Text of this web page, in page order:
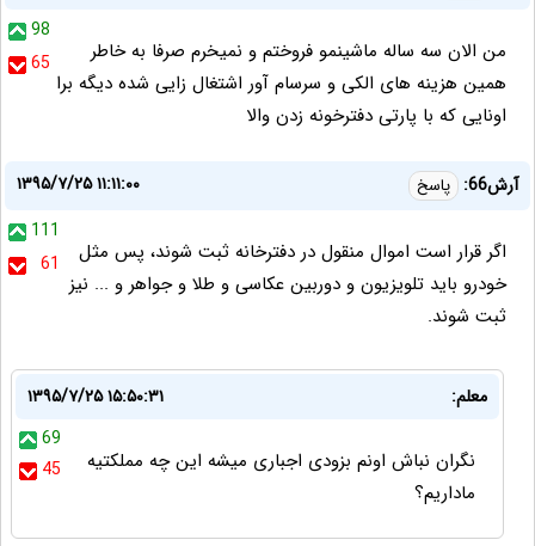
98
65
من الان سه ساله ماشینمو فروختم و نمیخرم صرفا به خاطر
همین هزینه های الکی و سرسام آور اشتغال زایی شده دیگه برا
اونایی که با پارتی دفترخونه زدن والا
آرش66: پاسخ
۱۳۹۵/۷/۲۵ ۱۱:۱۱:۰۰
111
61
اگر قرار است اموال منقول در دفترخانه ثبت شوند، پس مثل
خودرو باید تلویزیون و دوربین عکاسی و طلا و جواهر و ... نیز
ثبت شوند.
معلم:
۱۳۹۵/۷/۲۵ ۱۵:۵۰:۳۱
69
45
نگران نباش اونم بزودی اجباری میشه این چه مملکتیه
ماداریم؟